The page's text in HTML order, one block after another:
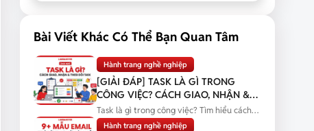
Bài Viết Khác Có Thể Bạn Quan Tâm
Hành trang nghề nghiệp
[GIẢI ĐÁP] TASK LÀ GÌ TRONG
CÔNG VIỆC? CÁCH GIAO, NHẬN &
THEO DÕI TASK
Task là gì trong công việc? Tìm hiểu cách
giao, nhận và theo dõi task...
Hành trang nghề nghiệp